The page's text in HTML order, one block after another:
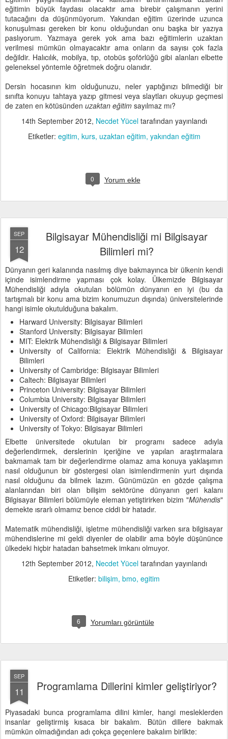
eğitimin büyük faydası olacaktır ama birebir çalışmanın yerini
tutacağını da düşünmüyorum. Yakından eğitim üzerinde uzunca
konuşulması gereken bir konu olduğundan onu başka bir yazıya
paslıyorum. Yazmaya gerek yok ama bazı eğitimlerin uzaktan
verilmesi mümkün olmayacaktır ama onların da sayısı çok fazla
değildir. Halıcılık, mobilya, tıp, otobüs şoförlüğü gibi alanları elbette
geleneksel yöntemle öğretmek doğru olanıdır.
Dersin hocasının kim olduğunuzu, neler yaptığınızı bilmediği bir
sınıfta konuyu tahtaya yazıp gitmesi veya slaytları okuyup geçmesi
de zaten en kötüsünden uzaktan eğitim sayılmaz mı?
14th September 2012, Necdet Yüceltarafından yayınlandı
Etiketler: egitim kurs uzaktan eğitim yakından eğitim
0 Yorum ekle
SEP
12
Bilgisayar Mühendisliği mi Bilgisayar
Bilimleri mi?
Dünyanın geri kalanında nasılmış diye bakmayınca bir ülkenin kendi
içinde isimlendirme yapması çok kolay. Ülkemizde Bilgisayar
Mühendisliği adıyla okutulan bölümün dünyanın en iyi (bu da
tartışmalı bir konu ama bizim konumuzun dışında) üniversitelerinde
hangi isimle okutulduğuna bakalım.
Harward University: Bilgisayar Bilimleri
Stanford University: Bilgisayar Bilimleri
MIT: Elektrik Mühendisliği & Bilgisayar Bilimleri
University of California: Elektrik Mühendisliği & Bilgisayar
Bilimleri
University of Cambridge: Bilgisayar Bilimleri
Caltech: Bilgisayar Bilimleri
Princeton University: Bilgisayar Bilimleri
Columbia University: Bilgisayar Bilimleri
University of Chicago:Bilgisayar Bilimleri
University of Oxford: Bilgisayar Bilimleri
University of Tokyo: Bilgisayar Bilimleri
Elbette üniversitede okutulan bir programı sadece adıyla
değerlendirmek, derslerinin içeriğine ve yapılan araştırmalara
bakmamak tam bir değerlendirme olamaz ama konuya yaklaşımın
nasıl olduğunun bir göstergesi olan isimlendirmenin yurt dışında
nasıl olduğunu da bilmek lazım. Günümüzün en gözde çalışma
alanlarından biri olan bilişim sektörüne dünyanın geri kalanı
Bilgisayar Bilimleri bölümüyle eleman yetiştirirken bizim "Mühendis"
demekte ısrarlı olmamız bence ciddi bir hatadır.
Matematik mühendisliği, işletme mühendisliği varken sıra bilgisayar
mühendislerine mi geldi diyenler de olabilir ama böyle düşününce
ülkedeki hiçbir hatadan bahsetmek imkanı olmuyor.
12th September 2012, Necdet Yüceltarafından yayınlandı
Etiketler: bilişim bmo egitim
6 Yorumları görüntüle
SEP
11 Programlama Dillerini kimler geliştiriyor?
Piyasadaki bunca programlama dilini kimler, hangi mesleklerden
insanlar geliştirmiş kısaca bir bakalım. Bütün dillere bakmak
mümkün olmadığından adı çokça geçenlere bakalım birlikte: